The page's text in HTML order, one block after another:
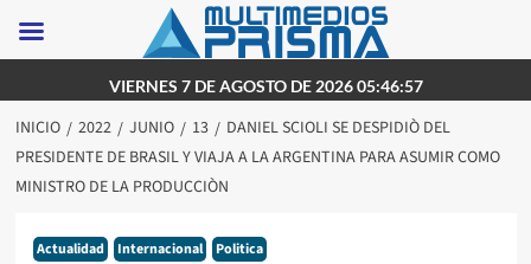
al
contenido
VIERNES 7 DE AGOSTO DE 2026 05:46:57
INICIO 2022 JUNIO 13
DANIEL SCIOLI SE DESPIDIÒ DEL
PRESIDENTE DE BRASIL Y VIAJA A LA ARGENTINA PARA ASUMIR COMO
MINISTRO DE LA PRODUCCIÒN
Actualidad Internacional Politica